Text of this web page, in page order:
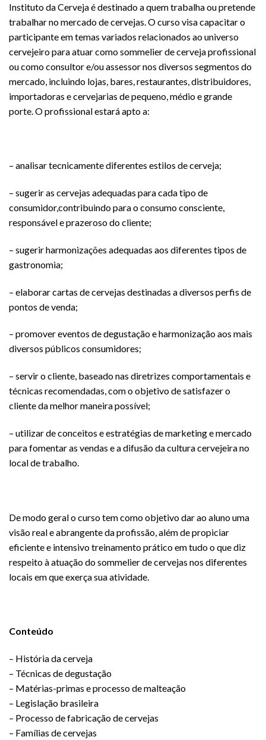
Instituto da Cerveja é destinado a quem trabalha ou pretende
trabalhar no mercado de cervejas. O curso visa capacitar o
participante em temas variados relacionados ao universo
cervejeiro para atuar como sommelier de cerveja profissional
ou como consultor e/ou assessor nos diversos segmentos do
mercado, incluindo lojas, bares, restaurantes, distribuidores,
importadoras e cervejarias de pequeno, médio e grande
porte. O profissional estará apto a:
– analisar tecnicamente diferentes estilos de cerveja;
– sugerir as cervejas adequadas para cada tipo de
consumidor,contribuindo para o consumo consciente,
responsável e prazeroso do cliente;
– sugerir harmonizações adequadas aos diferentes tipos de
gastronomia;
– elaborar cartas de cervejas destinadas a diversos perfis de
pontos de venda;
– promover eventos de degustação e harmonização aos mais
diversos públicos consumidores;
– servir o cliente, baseado nas diretrizes comportamentais e
técnicas recomendadas, com o objetivo de satisfazer o
cliente da melhor maneira possível;
– utilizar de conceitos e estratégias de marketing e mercado
para fomentar as vendas e a difusão da cultura cervejeira no
local de trabalho.
De modo geral o curso tem como objetivo dar ao aluno uma
visão real e abrangente da profissão, além de propiciar
eficiente e intensivo treinamento prático em tudo o que diz
respeito à atuação do sommelier de cervejas nos diferentes
locais em que exerça sua atividade.
Conteúdo
– História da cerveja
– Técnicas de degustação
– Matérias-primas e processo de malteação
– Legislação brasileira
– Processo de fabricação de cervejas
– Famílias de cervejas